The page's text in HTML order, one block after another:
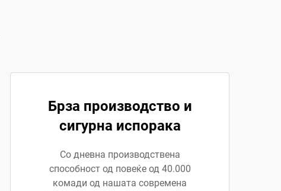
Брза производство и
сигурна испорака
Со дневна производствена
способност од повеќе од 40.000
комади од нашата современа